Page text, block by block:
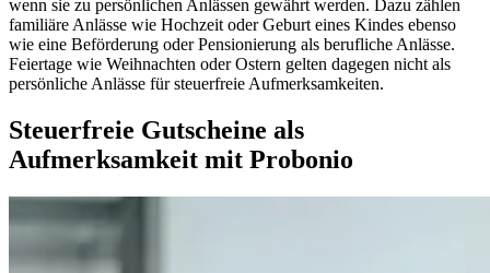
wenn sie zu persönlichen Anlässen gewährt werden. Dazu zählen
familiäre Anlässe wie Hochzeit oder Geburt eines Kindes ebenso
wie eine Beförderung oder Pensionierung als berufliche Anlässe.
Feiertage wie Weihnachten oder Ostern gelten dagegen nicht als
persönliche Anlässe für steuerfreie Aufmerksamkeiten.
Steuerfreie Gutscheine als
Aufmerksamkeit mit Probonio